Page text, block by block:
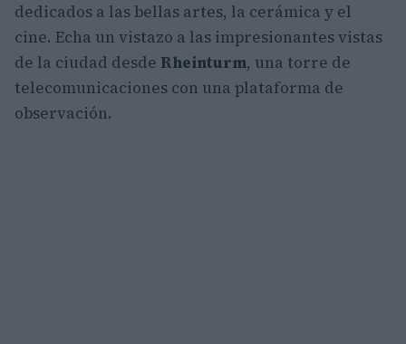
dedicados a las bellas artes, la cerámica y el
cine. Echa un vistazo a las impresionantes vistas
de la ciudad desde Rheinturm, una torre de
telecomunicaciones con una plataforma de
observación.